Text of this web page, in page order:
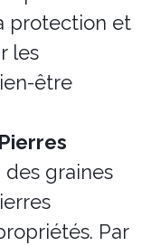
protection et
les
être
des graines
Par